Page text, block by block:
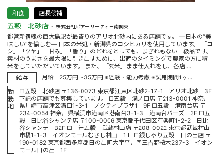
和食 店長候補
五穀 北砂店 株式会社ピアーサーティー南関東
都営新宿線の西大島駅が最寄りのアリオ北砂内にある店舗です。 ―日本の“美
味しい”を愉しむ― 日本の米処・新潟県のコシヒカリを使用しています。 「コ
シ」「ツヤ」「甘み」「香り」のどれをとっても、まぎれもない一級品です。
素材のうまさを最大限に引き出すために、出荷のタイミングで農家の方に精
米をしていただいています。 また、「玄米」まま仕入れをし、各店....
給与
月給 25万円～35万円 ※経験・能力考慮 ※試用期間1ヶ....
勤
務
地
□五穀 北砂店 〒136-0073 東京都江東区北砂2-17-1 アリオ北砂 3F
下記の店舗でも募集しています。 □五穀 溝ノ口店 〒213-0001 神奈川
県川崎市高津区溝口1-3-1 ノクティプラザ1 9F □五穀 港南台店 〒
234-0054 神奈川県横浜市港南区港南台3-1-3 港南台バーズ 3F □五
穀 日比谷シャンテ店 〒100-0006 東京都千代田区有楽町1-2-2 日比
谷シャンテ B2F □一汁五穀 武蔵村山店 〒208-0022 東京都武蔵村山
市榎1-1-3 イオンモールむさし村山 1Ｆ □銀しゃり五穀 日の出店 〒
190-0182 東京都西多摩郡日の出町大字平井字三吉野桜木237-3 イオン
モール日の出 1F